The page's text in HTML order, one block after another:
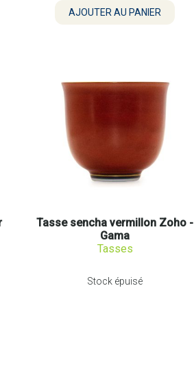
Tasse sencha vermillon Zoho -
Gama
Tasses
Stock épuisé